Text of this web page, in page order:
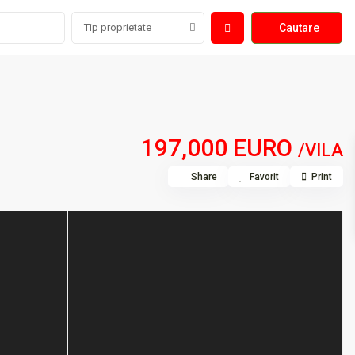
Tip proprietate
197,000 EURO /VILA
Share Favorit Print